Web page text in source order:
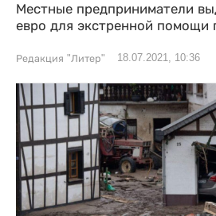
Местные предприниматели
евро для экстренной помощи
Редакция "Литер" 18.07.2021, 10:36